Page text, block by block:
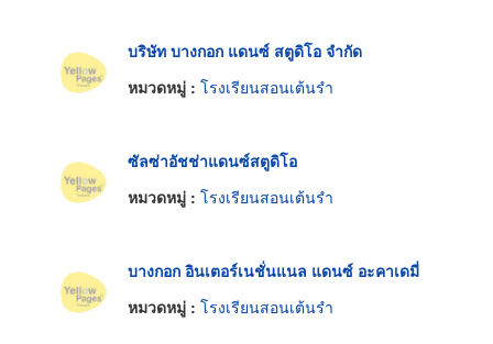
บริษัท บางกอก แดนซ์ สตูดิโอ จำกัด
หมวดหมู่ : โรงเรียนสอนเต้นรำ
ซัลซ่าอัชช่าแดนซ์สตูดิโอ
หมวดหมู่ : โรงเรียนสอนเต้นรำ
บางกอก อินเตอร์เนชั่นแนล แดนซ์ อะคาเดมี่
หมวดหมู่ : โรงเรียนสอนเต้นรำ